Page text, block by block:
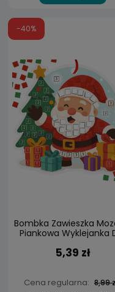
Bombka Zawieszka
Piankowa Wyklejanka
5,39 zł
Cena regularna: 8,99
-40%